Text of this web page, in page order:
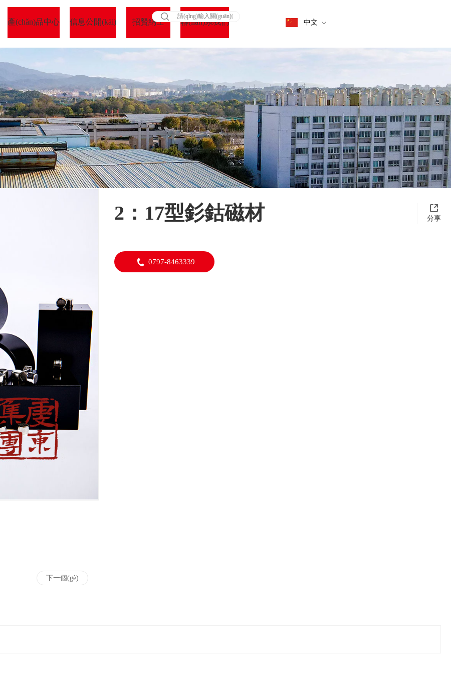
產(chǎn)品中心 信息公開(kāi) 招賢納士 聯(lián)系我們 中文
下一個(gè)
2：17型釤鈷磁材 分享
0797-8463339